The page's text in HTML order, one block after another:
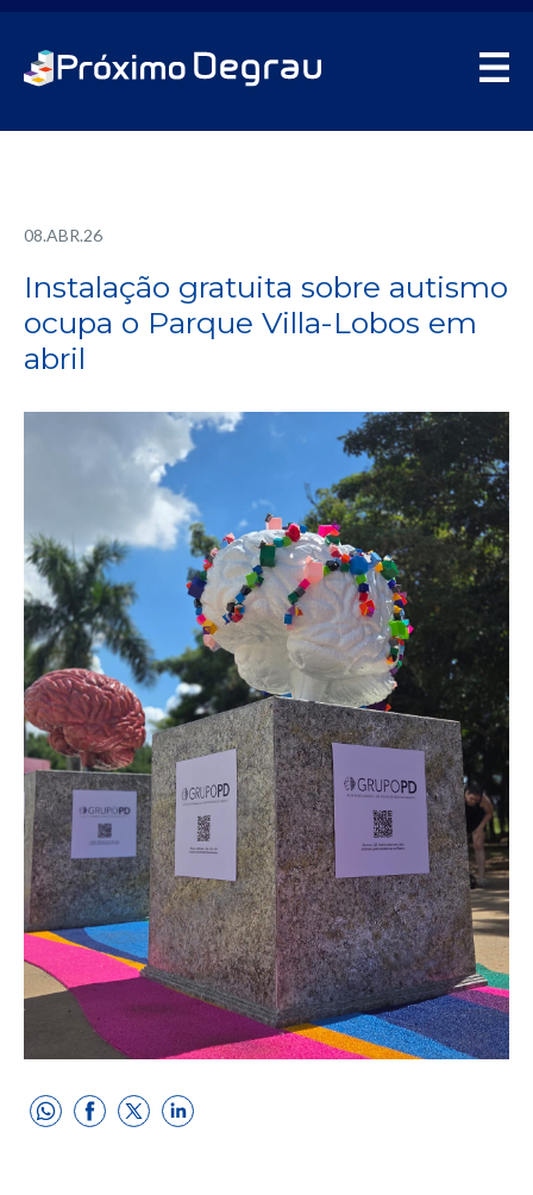
08.ABR.26
Instalação gratuita sobre autismo
ocupa o Parque Villa-Lobos em
abril